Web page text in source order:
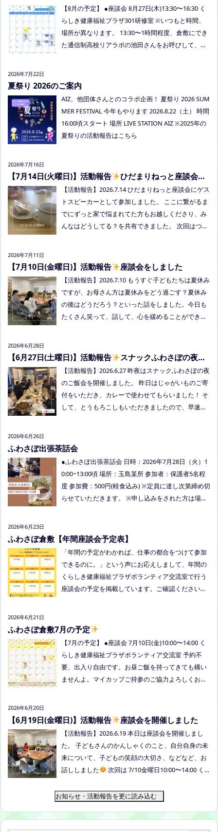
【8月の予定】 ●座談会 8月27日(木)13:30〜16:30 く
らしき健康福祉プラザ301研修室 ※いつもと時間、
場所が異なります。 13:30〜1時間程度、倉敷にでき
た通信制高校リアラボの池田さんをお呼びして、通
でお知らせください。 ●スナックふわさぽ(夜のごは
まつフリースクール(岡山市南区植松312-6) 参加者：
ただきます。 参加費：中学生以上500円、小学生200
円、乳幼児無料 ※お申し込みはこちらから https://f
orms.gle/Vhs62HxfDKduZMeV8 ●ひだまりねっと座
談会(北村がゲストスピーカーで参加します) 場所：
つむぎ高梁（高梁市横町1072-1） 日時：令和8年8月
画！夏祭り！ 日時:2026年8月22日(土)16:00〜20:00
頃 場所：LIVE STATION AIZ(倉敷市玉島阿賀崎2-3-55)
内容：音楽あり、ゲームあり、食べ物ありの多世代
交流夏祭りです。
2026年7月22日
夏祭り 2026のご案内
AIZ、他団体さんとのコラボ企画！ 夏祭り 2026 SUM
MER FESTIVAL 今年もやります 2026.8.22（土） 時間
16:00頃スタート 場所 LIVE STATION AIZ ※2025年の
夏祭りの活動報告はこちら
2026年7月16日
【7月14日(火曜日)】活動報告
ひだまりねっと座談会に
参加しました
【活動報告】2026.7.14 ひだまりねっと座談会にゲス
トスピーカーとして参加しました。 ここに繋がるま
でにずっと家で悩まれてた方もお越しくださり、み
んなはどうしてる？を共有できました。 次回はつむ
2026年7月11日
【7月10日(金曜日)】活動報告 座談会をしました
【活動報告】2026.7.10 もうすぐ子どもたちは夏休み
ですが、お母さん方は夏休みをどう過ごす？夏休み
の後はどうだろう？といった話をしました。今日も
たくさん笑って、話して、心を緩めることができま
ご予約してくださいね。
2026年6月28日
【6月27日(土曜日)】活動報告
スナックふわさぽの夜の
ご飯会を開催しました【活動報告】2026.6.27 昨夜はスナックふわさぽの夜
のご飯会を開催しました。 昨日はじゃがいものご寄
付をいただき、カレーで使わせてもらいました！ そ
して、とうもろこしもいただきましたので、早速茹
多く、お母さまの困ってる、だけではなく、ご家族
今回、ご参加できなかった方も、フリースクールっ
2026年6月26日
ふわさぽ出張茶話会
●ふわさぽ出張茶話会 日時：2026年7月28日（火）1
0:00~13:00頃 場所：玉島某所 参加者：保護者5名程
度 参加費：500円(軽食込み) ※定員に達し次第締め切
らせていただきます。 ※申し込みをされた方は場所
軽食を食べます。 締め切り：2026年7月24日（金）1
込みください。または、公式LINE、Instagramにメ
ッセージを送ってください。
2026年6月23日
ふわさぽ倉敷【年間座談会予定表】
「年間の予定がわかれば、仕事の都合をつけて参加
できるのに。」という声にお応えしまして、年間の
くらしき健康福祉プラザボランティア交流室で行う
座談会の予定を掲載しています。ご確認ください！
ームページなどでお伝えします。
2026年6月21日
ふわさぽ倉敷7月の予定
【7月の予定】 ●座談会 7月10日(金)10:00〜14:00 く
らしき健康福祉プラザボランティア交流室 予約不
要、出入り自由です。お昼ご飯を持ってきても構い
ませんよ。マイカップご持参のご協力よろしくお願
（加賀郡吉備中央町田土3109-3） 日時：令和８年7
7月28日（火）10:00~13:00頃 場所：玉島某所 参加
に達し次第締め切らせていただきます。 ※申し込み
をされた方は場所を個別にメールでお伝えします。
内容：いつもの座談会とは違う場所でこじんまりと
2026年6月20日
【6月19日(金曜日)】活動報告 座談会を開催しました
【活動報告】2026.6.19 本日は座談会を開催しまし
た。 子どもさんのかんしゃくのこと、自分自身の未
来について、子どもの笑顔の大切さ、などなど、お
話ししました
次回は 7/10金曜日10:00〜14:00 く
お知らせ・活動報告を更に読み込む